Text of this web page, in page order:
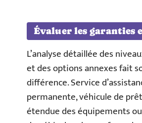
Évaluer les garanties
L’analyse détaillée des
et des options annexes fait
différence. Service
permanente, véhicule de
étendue des équipements